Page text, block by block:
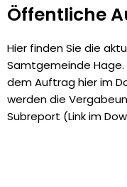
/
Öffentliche
Hier finden Sie die
Samtgemeinde Hage.
dem Auftrag hier im
werden die
Subreport (Link im